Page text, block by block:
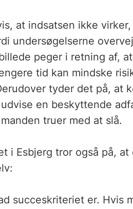
at indsatsen ikke
undersøgelserne
peger i retning af,
tid kan mindske
tyder det på, at
en beskyttende
truer med at slå.
i Esbjerg tror også på,
succeskriteriet er. Hvis